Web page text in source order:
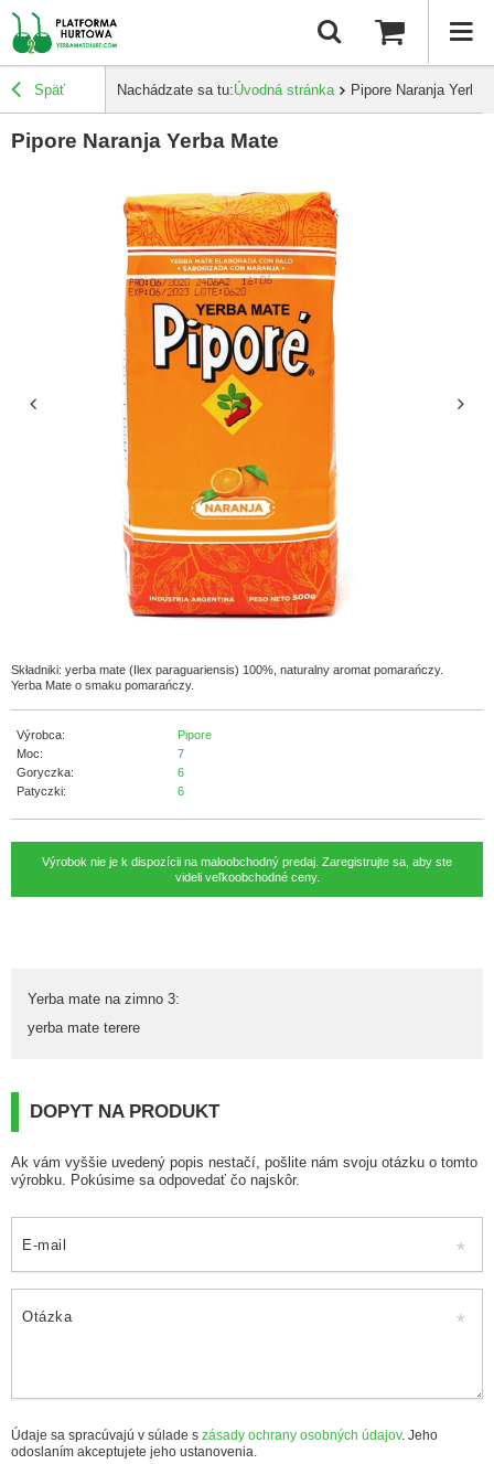
Späť Nachádzate sa tu:Úvodná stránka Pipore Naranja Yerba
Pipore Naranja Yerba Mate
Składniki: yerba mate (Ilex paraguariensis) 100%, naturalny aromat pomarańczy.
Yerba Mate o smaku pomarańczy.
Výrobca:
Pipore
Moc:
7
Goryczka:
6
Patyczki:
6
Výrobok nie je k dispozícii na maloobchodný predaj. Zaregistrujte sa, aby ste
videli veľkoobchodné ceny.
Yerba mate na zimno 3:
yerba mate terere
DOPYT NA PRODUKT
Ak vám vyššie uvedený popis nestačí, pošlite nám svoju otázku o tomto
výrobku. Pokúsime sa odpovedať čo najskôr.
E-mail
Otázka
Údaje sa spracúvajú v súlade s zásady ochrany osobných údajov. Jeho
odoslaním akceptujete jeho ustanovenia.